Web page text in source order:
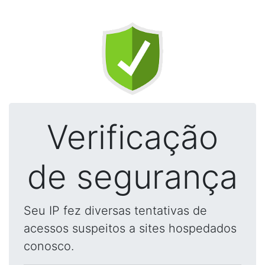
Verificação
de segurança
Seu IP fez diversas tentativas de
acessos suspeitos a sites hospedados
conosco.